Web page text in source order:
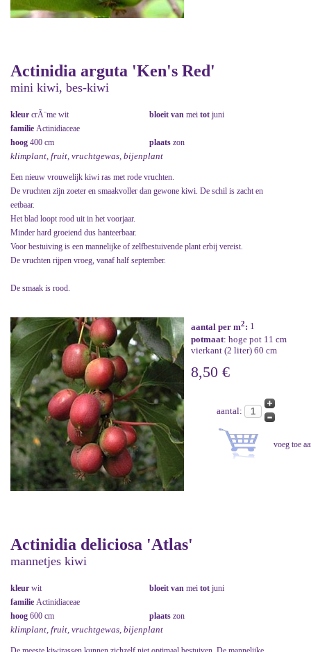
Actinidia arguta 'Ken's Red'
mini kiwi, bes-kiwi
kleur crÃ¨me wit bloeit van mei tot juni
familie Actinidiaceae
hoog 400 cm plaats zon
klimplant, fruit, vruchtgewas, bijenplant
Een nieuw vrouwelijk kiwi ras met rode vruchten.
De vruchten zijn zoeter en smaakvoller dan gewone kiwi. De schil is zacht en
eetbaar.
Het blad loopt rood uit in het voorjaar.
Minder hard groeiend dus hanteerbaar.
Voor bestuiving is een mannelijke of zelfbestuivende plant erbij vereist.
De vruchten rijpen vroeg, vanaf half september.
De smaak is rood.
aantal per m2: 1
potmaat: hoge pot 11 cm
vierkant (2 liter) 60 cm
8,50 €
aantal:
Actinidia deliciosa 'Atlas'
mannetjes kiwi
kleur wit bloeit van mei tot juni
familie Actinidiaceae
hoog 600 cm plaats zon
klimplant, fruit, vruchtgewas, bijenplant